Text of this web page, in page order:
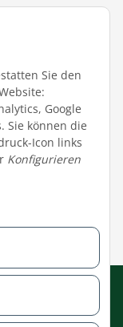
Sie den
Google
Sie können die
Icon links
Konfigurieren